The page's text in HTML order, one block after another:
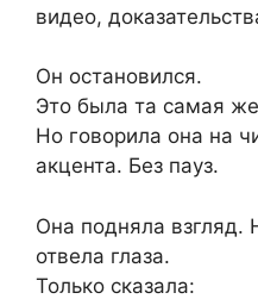
видео,
Он остановился.
Это была та самая
Но говорила она на
акцента. Без пауз.
Она подняла взгляд.
отвела глаза.
Только сказала: